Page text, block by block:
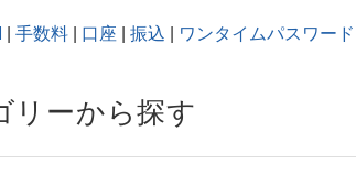
手数料 口座 振込 ワンタイムパスワード
リーから探す